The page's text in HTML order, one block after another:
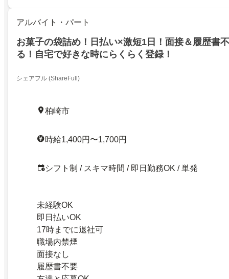
アルバイト・パート
お菓子の袋詰め！日払い×激短1日！面接＆履歴書
る！自宅で好きな時にらくらく登録！
シェアフル (ShareFull)
柏崎市
時給1,400円〜1,700円
シフト制 / スキマ時間 / 即日勤務OK / 単発
未経験OK
即日払いOK
17時までに退社可
職場内禁煙
面接なし
履歴書不要